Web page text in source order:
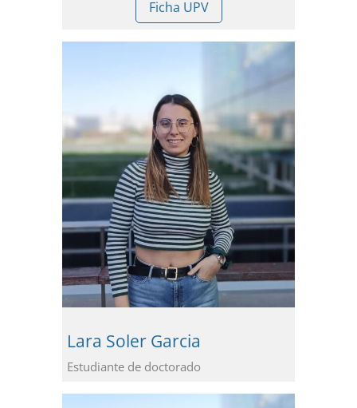
Ficha UPV
Lara Soler Garcia
Estudiante de doctorado